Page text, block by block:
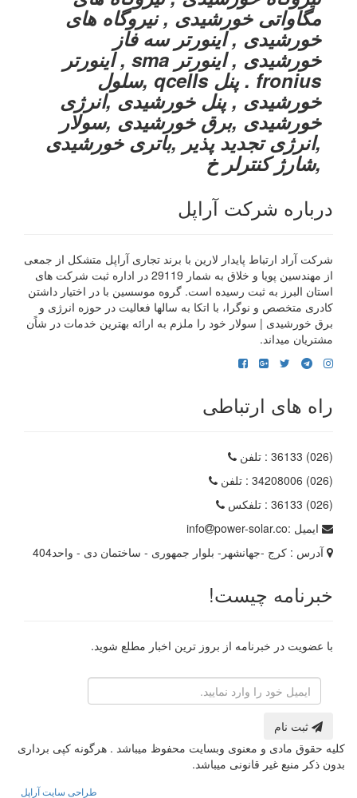
مگاواتی خورشیدی , نیروگاه های
خورشیدی , اینورتر سه فاز
خورشیدی , اینورتر sma , اینورتر
fronius . پنل qcells ,سلول
خورشیدی , پنل خورشیدی ,انرژی
خورشیدی ,برق خورشیدی ,سولار
,انرژی تجدید پذیر ,باتری خورشیدی
,شارژ کنترلر خ
درباره شرکت آراپل
شرکت آراد ارتباط پایدار لارین با برند تجاری آراپل متشکل از جمعی
از مهندسین پویا و خلاق به شمار 29119 در اداره ثبت شرکت های
استان البرز به ثبت رسیده است. گروه موسسین با در اختیار داشتن
کادری متخصص و نوگرا، با اتکا به سالها فعالیت در حوزه انرژی و
برق خورشیدی | سولار خود را ملزم به ارائه بهترین خدمات در شاًن
مشتریان میداند.
راه های ارتباطی
(026) 36133
: تلفن
(026) 34208006
: تلفن
(026) 36133
: تلفکس
ایمیل :
info
power-solar.co
آدرس : کرج -جهانشهر- بلوار جمهوری - ساختمان دی - واحد404
خبرنامه چیست!
با عضویت در خبرنامه از بروز ترین اخبار مطلع شوید.
ثبت نام
کلیه حقوق مادی و معنوی وبسایت محفوظ میباشد . هرگونه کپی برداری
بدون ذکر منبع غیر قانونی میباشد.
طراحی سایت آراپل